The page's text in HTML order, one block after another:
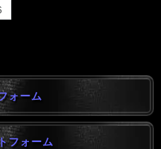
ォーム
フォーム